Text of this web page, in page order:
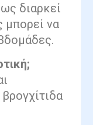
διαρκεί
μπορεί να